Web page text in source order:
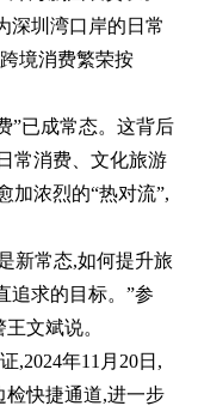
深圳湾口岸的日常
境消费繁荣按
”已成常态。这背后
常消费、文化旅游
加浓烈的“热对流”,
新常态,如何提升旅
追求的目标。”参
文斌说。
,2024年11月20日,
检快捷通道,进一步